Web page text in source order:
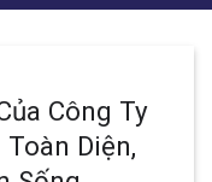
Công Ty
Diện,